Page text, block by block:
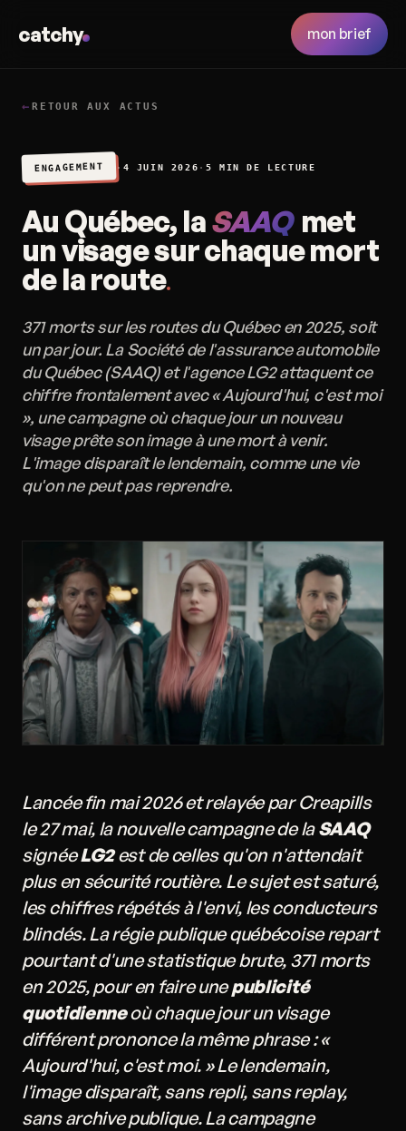
catchy mon brief
← RETOUR AUX ACTUS
ENGAGEMENT · 4 JUIN 2026 · 5 MIN DE LECTURE
Au Québec, laSAAQ met
un visage sur chaque mort
de la route
371 morts sur les routes du Québec en 2025, soit
un par jour. La Société de l'assurance automobile
du Québec (SAAQ) et l'agence LG2 attaquent ce
chiffre frontalement avec « Aujourd'hui, c'est moi
», une campagne où chaque jour un nouveau
visage prête son image à une mort à venir.
L'image disparaît le lendemain, comme une vie
qu'on ne peut pas reprendre.
Lancée fin mai 2026 et relayée par Creapills
le 27 mai, la nouvelle campagne de laSAAQ
signéeLG2est de celles qu'on n'attendait
plus en sécurité routière. Le sujet est saturé,
les chiffres répétés à l'envi, les conducteurs
blindés. La régie publique québécoise repart
pourtant d'une statistique brute, 371 morts
en 2025, pour en faire unepublicité
quotidienneoù chaque jour un visage
différent prononce la même phrase : «
Aujourd'hui, c'est moi. » Le lendemain,
l'image disparaît, sans repli, sans replay,
sans archive publique. La campagne